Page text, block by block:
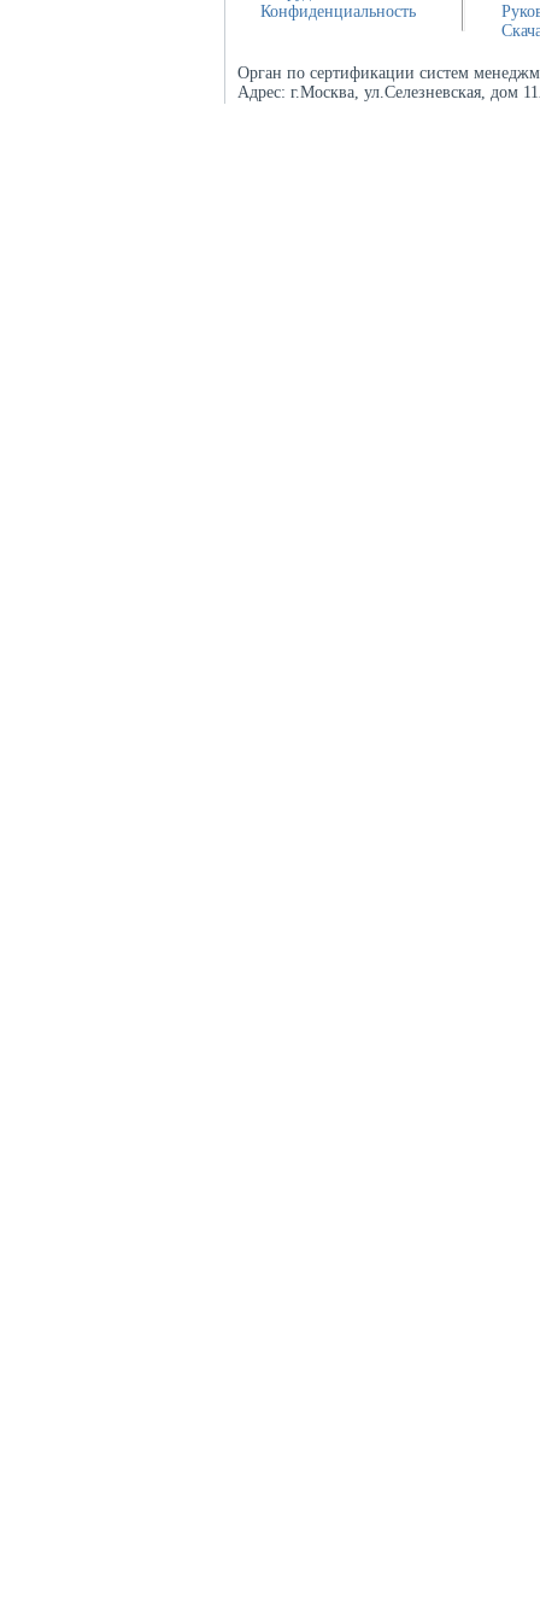
Конфиденциальность
Орган по сертификации систем
Адрес: г.Москва, ул.Селезневская, дом